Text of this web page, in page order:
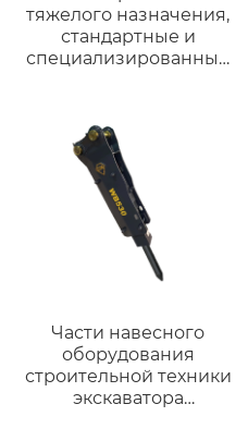
тяжелого назначения,
стандартные и
специализированные
Части навесного
оборудования
строительной техники
экскаватора